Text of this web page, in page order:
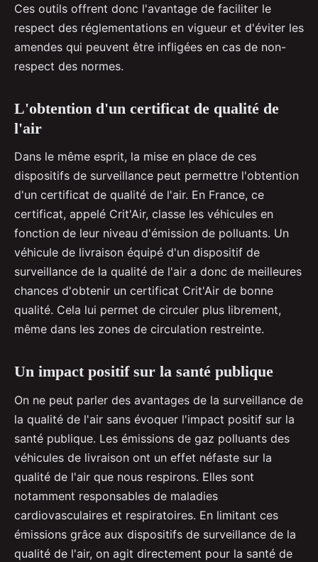
Ces outils offrent donc l'avantage de faciliter le
respect des réglementations en vigueur et d'éviter les
amendes qui peuvent être infligées en cas de non-
respect des normes.
L'obtention d'un certificat de qualité de
l'air
Dans le même esprit, la mise en place de ces
dispositifs de surveillance peut permettre l'obtention
d'un certificat de qualité de l'air. En France, ce
certificat, appelé Crit'Air, classe les véhicules en
fonction de leur niveau d'émission de polluants. Un
véhicule de livraison équipé d'un dispositif de
surveillance de la qualité de l'air a donc de meilleures
chances d'obtenir un certificat Crit'Air de bonne
qualité. Cela lui permet de circuler plus librement,
même dans les zones de circulation restreinte.
Un impact positif sur la santé publique
On ne peut parler des avantages de la surveillance de
la qualité de l'air sans évoquer l'impact positif sur la
santé publique. Les émissions de gaz polluants des
véhicules de livraison ont un effet néfaste sur la
qualité de l'air que nous respirons. Elles sont
notamment responsables de maladies
cardiovasculaires et respiratoires. En limitant ces
émissions grâce aux dispositifs de surveillance de la
qualité de l'air, on agit directement pour la santé de